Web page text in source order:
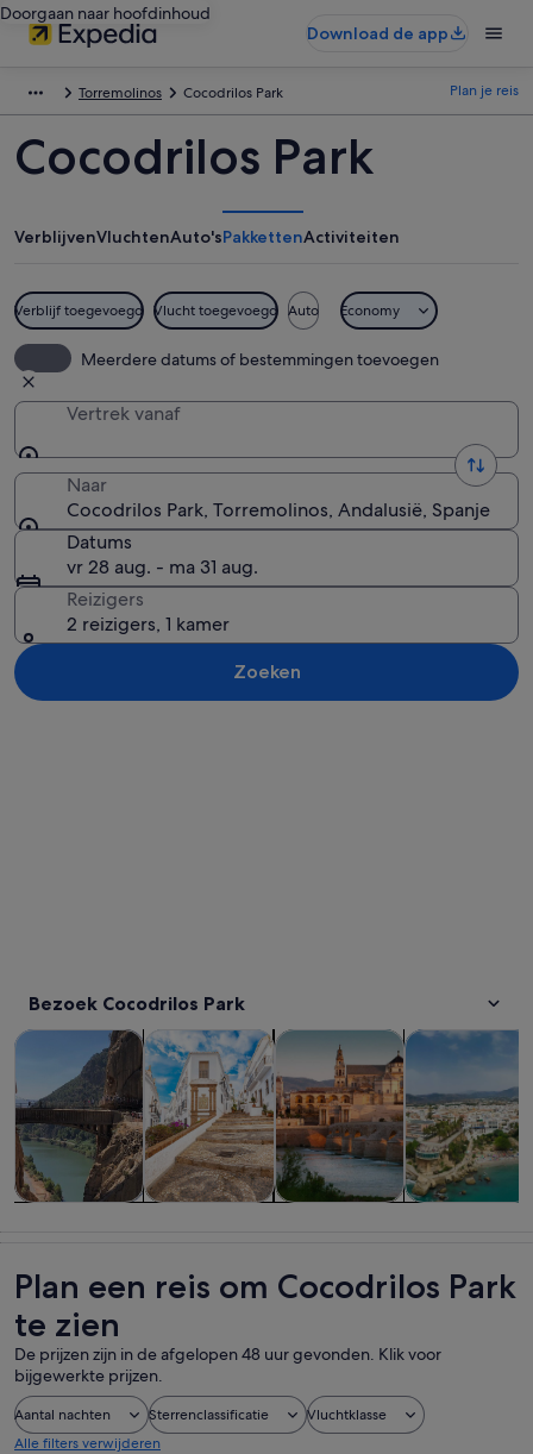
Doorgaan naar hoofdinhoud
Download de app
Torremolinos Cocodrilos Park Plan je reis
Cocodrilos Park
VerblijvenVluchtenAuto'sPakkettenActiviteiten
Verblijf toegevoegd Vlucht toegevoegd Auto Economy
Meerdere datums of bestemmingen toevoegen
Vertrek vanaf
Naar
Cocodrilos Park, Torremolinos, Andalusië, Spanje
Datums
vr 28 aug. - ma 31 aug.
Reizigers
2 reizigers, 1 kamer
Zoeken
Bezoek Cocodrilos Park
Tours & daguitstapjesOpent een nieuwe tab
Geschiedenis & cultuur Opent een nieuwe
Shoppen & modeOpent een
Eten, drinken
Plan een reis om Cocodrilos Park
te zien
De prijzen zijn in de afgelopen 48 uur gevonden. Klik voor
bijgewerkte prijzen.
Aantal nachten Sterrenclassificatie
Vluchtklasse
Alle filters verwijderen